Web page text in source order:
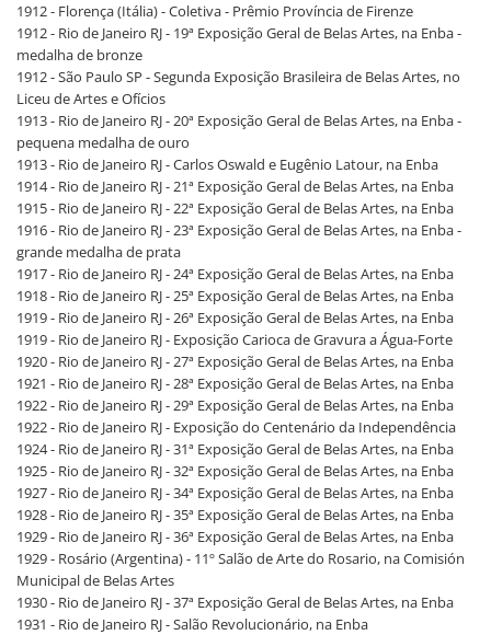
1912 - Florença (Itália) - Coletiva - Prêmio Província de Firenze
1912 - Rio de Janeiro RJ - 19ª Exposição Geral de Belas Artes, na Enba -
medalha de bronze
1912 - São Paulo SP - Segunda Exposição Brasileira de Belas Artes, no
Liceu de Artes e Ofícios
1913 - Rio de Janeiro RJ - 20ª Exposição Geral de Belas Artes, na Enba -
pequena medalha de ouro
1913 - Rio de Janeiro RJ - Carlos Oswald e Eugênio Latour, na Enba
1914 - Rio de Janeiro RJ - 21ª Exposição Geral de Belas Artes, na Enba
1915 - Rio de Janeiro RJ - 22ª Exposição Geral de Belas Artes, na Enba
1916 - Rio de Janeiro RJ - 23ª Exposição Geral de Belas Artes, na Enba -
grande medalha de prata
1917 - Rio de Janeiro RJ - 24ª Exposição Geral de Belas Artes, na Enba
1918 - Rio de Janeiro RJ - 25ª Exposição Geral de Belas Artes, na Enba
1919 - Rio de Janeiro RJ - 26ª Exposição Geral de Belas Artes, na Enba
1919 - Rio de Janeiro RJ - Exposição Carioca de Gravura a Água-Forte
1920 - Rio de Janeiro RJ - 27ª Exposição Geral de Belas Artes, na Enba
1921 - Rio de Janeiro RJ - 28ª Exposição Geral de Belas Artes, na Enba
1922 - Rio de Janeiro RJ - 29ª Exposição Geral de Belas Artes, na Enba
1922 - Rio de Janeiro RJ - Exposição do Centenário da Independência
1924 - Rio de Janeiro RJ - 31ª Exposição Geral de Belas Artes, na Enba
1925 - Rio de Janeiro RJ - 32ª Exposição Geral de Belas Artes, na Enba
1927 - Rio de Janeiro RJ - 34ª Exposição Geral de Belas Artes, na Enba
1928 - Rio de Janeiro RJ - 35ª Exposição Geral de Belas Artes, na Enba
1929 - Rio de Janeiro RJ - 36ª Exposição Geral de Belas Artes, na Enba
1929 - Rosário (Argentina) - 11º Salão de Arte do Rosario, na Comisión
Municipal de Belas Artes
1930 - Rio de Janeiro RJ - 37ª Exposição Geral de Belas Artes, na Enba
1931 - Rio de Janeiro RJ - Salão Revolucionário, na Enba